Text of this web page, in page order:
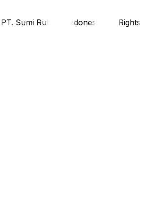
Sumi Rubber Indonesia. All Rights